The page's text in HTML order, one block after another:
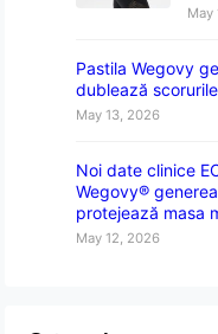
May
Pastila Wegovy
dublează
May 13, 2026
Noi date clinice
Wegovy®
protejează masa
May 12, 2026